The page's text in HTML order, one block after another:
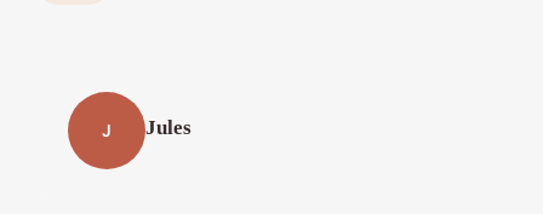
J Jules